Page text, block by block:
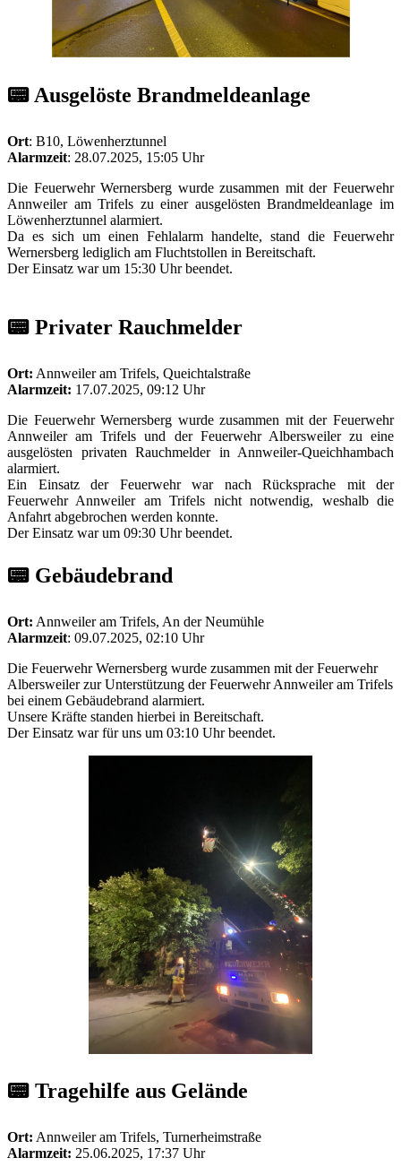
📟 Ausgelöste Brandmeldeanlage
Ort: B10, Löwenherztunnel
Alarmzeit: 28.07.2025, 15:05 Uhr
Die Feuerwehr Wernersberg wurde zusammen mit der Feuerwehr
Annweiler am Trifels zu einer ausgelösten Brandmeldeanlage im
Löwenherztunnel alarmiert.
Da es sich um einen Fehlalarm handelte, stand die Feuerwehr
Wernersberg lediglich am Fluchtstollen in Bereitschaft.
Der Einsatz war um 15:30 Uhr beendet.
📟 Privater Rauchmelder
Ort: Annweiler am Trifels, Queichtalstraße
Alarmzeit: 17.07.2025, 09:12 Uhr
Die Feuerwehr Wernersberg wurde zusammen mit der Feuerwehr
Annweiler am Trifels und der Feuerwehr Albersweiler zu eine
ausgelösten privaten Rauchmelder in Annweiler-Queichhambach
alarmiert.
Ein Einsatz der Feuerwehr war nach Rücksprache mit der
Feuerwehr Annweiler am Trifels nicht notwendig, weshalb die
Anfahrt abgebrochen werden konnte.
Der Einsatz war um 09:30 Uhr beendet.
📟 Gebäudebrand
Ort: Annweiler am Trifels, An der Neumühle
Alarmzeit: 09.07.2025, 02:10 Uhr
Die Feuerwehr Wernersberg wurde zusammen mit der Feuerwehr
Albersweiler zur Unterstützung der Feuerwehr Annweiler am Trifels
bei einem Gebäudebrand alarmiert.
Unsere Kräfte standen hierbei in Bereitschaft.
Der Einsatz war für uns um 03:10 Uhr beendet.
📟 Tragehilfe aus Gelände
Ort: Annweiler am Trifels, Turnerheimstraße
Alarmzeit: 25.06.2025, 17:37 Uhr